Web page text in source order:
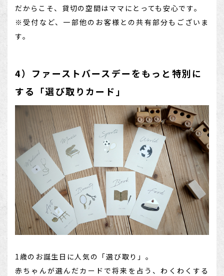
だからこそ、貸切の空間はママにとっても安心です。
※受付など、一部他のお客様との共有部分もございま
す。
4）ファーストバースデーをもっと特別に
する「選び取りカード」
1歳のお誕生日に人気の「選び取り」。
赤ちゃんが選んだカードで将来を占う、わくわくする